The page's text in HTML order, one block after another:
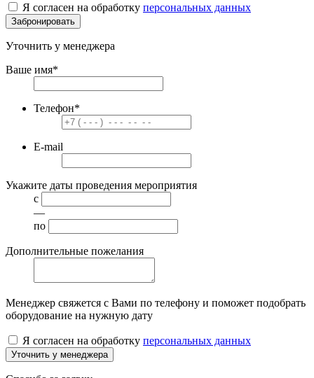
Я согласен на обработку персональных данных
Забронировать
Уточнить у менеджера
Ваше имя*
Телефон*
E-mail
Укажите даты проведения мероприятия
с
—
по
Дополнительные пожелания
Менеджер свяжется с Вами по телефону и поможет подобрать
оборудование на нужную дату
Я согласен на обработку персональных данных
Уточнить у менеджера